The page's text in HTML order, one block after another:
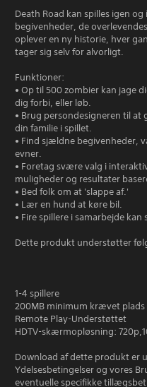
Death Road kan spilles igen
begivenheder, de
oplever en ny historie, hver
tager sig selv for alvorligt.
Funktioner:
• Op til 500 zombier kan jage
dig forbi, eller løb.
• Brug persondesigneren til at
din familie i spillet.
• Find sjældne begivenheder,
evner.
• Foretag svære valg i
muligheder og resultater
• Bed folk om at 'slappe af.'
• Lær en hund at køre bil.
• Fire spillere i samarbejde
Dette produkt understøtter
1-4 spillere
200MB minimum krævet plads
Remote Play-Understøttet
HDTV-skærmopløsning:
Download af dette produkt er
Ydelsesbetingelser og vores
eventuelle specifikke